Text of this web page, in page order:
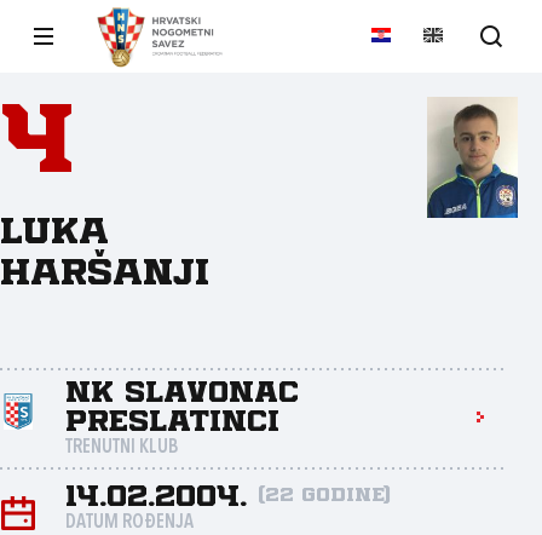
4
Luka
Haršanji
NK Slavonac
Preslatinci
TRENUTNI KLUB
14.02.2004. (22 godine)
DATUM ROĐENJA